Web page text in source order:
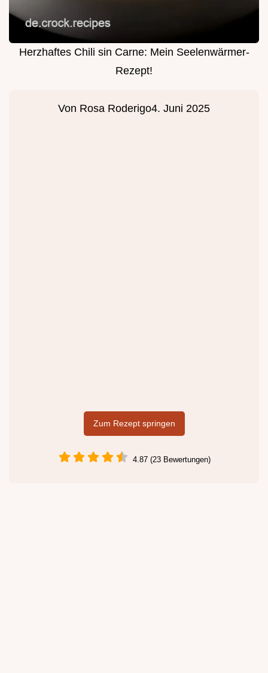
Herzhaftes Chili sin Carne: Mein Seelenwärmer-
Rezept!
Von Rosa Roderigo4. Juni 2025
Zum Rezept springen
4.87 (23 Bewertungen)